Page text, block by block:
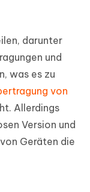
darunter
und
was es zu
von
Allerdings
Version und
Geräten die